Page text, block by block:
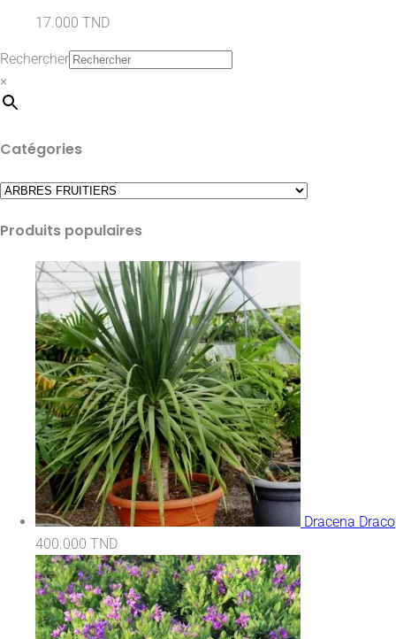
17.000 TND
Rechercher
×
Catégories
Produits populaires
Dracena Draco
400.000 TND